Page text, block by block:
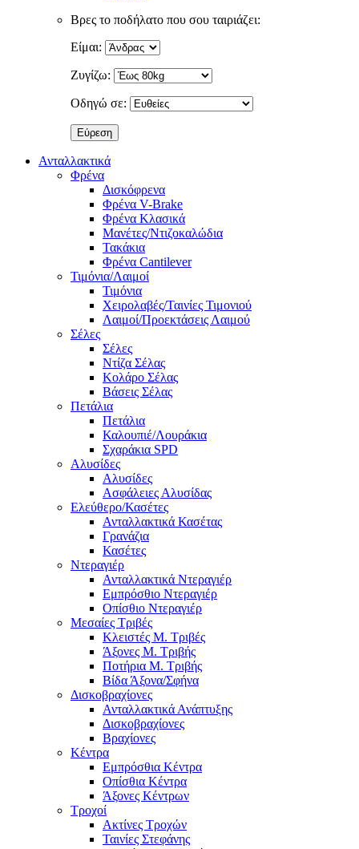
Βρες το ποδήλατο που σου ταιριάζει:
Είμαι:
Ζυγίζω:
Οδηγώ σε:
Ανταλλακτικά
Φρένα
Δισκόφρενα
Φρένα V-Brake
Φρένα Κλασικά
Μανέτες/Ντιζοκαλώδια
Τακάκια
Φρένα Cantilever
Τιμόνια/Λαιμοί
Τιμόνια
Χειρολαβές/Ταινίες Τιμονιού
Λαιμοί/Προεκτάσεις Λαιμού
Σέλες
Σέλες
Ντίζα Σέλας
Κολάρο Σέλας
Βάσεις Σέλας
Πετάλια
Πετάλια
Καλουπιέ/Λουράκια
Σχαράκια SPD
Αλυσίδες
Αλυσίδες
Ασφάλειες Αλυσίδας
Ελεύθερο/Κασέτες
Ανταλλακτικά Κασέτας
Γρανάζια
Κασέτες
Ντεραγιέρ
Ανταλλακτικά Ντεραγιέρ
Εμπρόσθιο Ντεραγιέρ
Οπίσθιο Ντεραγιέρ
Μεσαίες Τριβές
Κλειστές Μ. Τριβές
Άξονες Μ. Τριβής
Ποτήρια Μ. Τριβής
Βίδα Άξονα/Σφήνα
Δισκοβραχίονες
Ανταλλακτικά Ανάπτυξης
Δισκοβραχίονες
Βραχίονες
Κέντρα
Εμπρόσθια Κέντρα
Οπίσθια Κέντρα
Άξονες Κέντρων
Τροχοί
Ακτίνες Τροχών
Ταινίες Στεφάνης